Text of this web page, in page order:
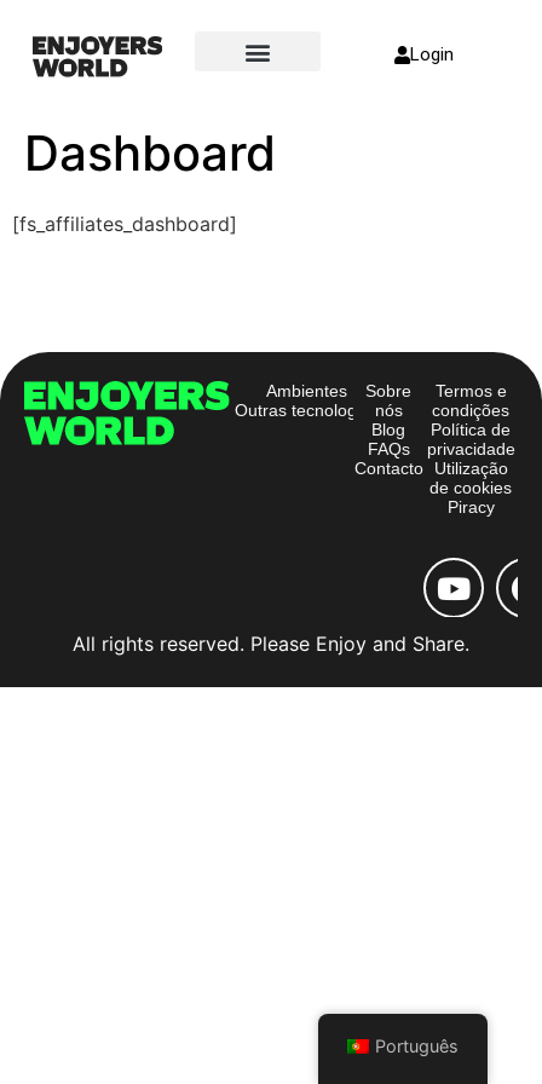
Login
Dashboard
[fs_affiliates_dashboard]
Ambientes
Outras tecnologias
Sobre
nós
Blog
FAQs
Contacto
Termos e
condições
Política de
privacidade
Utilização
de cookies
Piracy
All rights reserved. Please Enjoy and Share.
Português